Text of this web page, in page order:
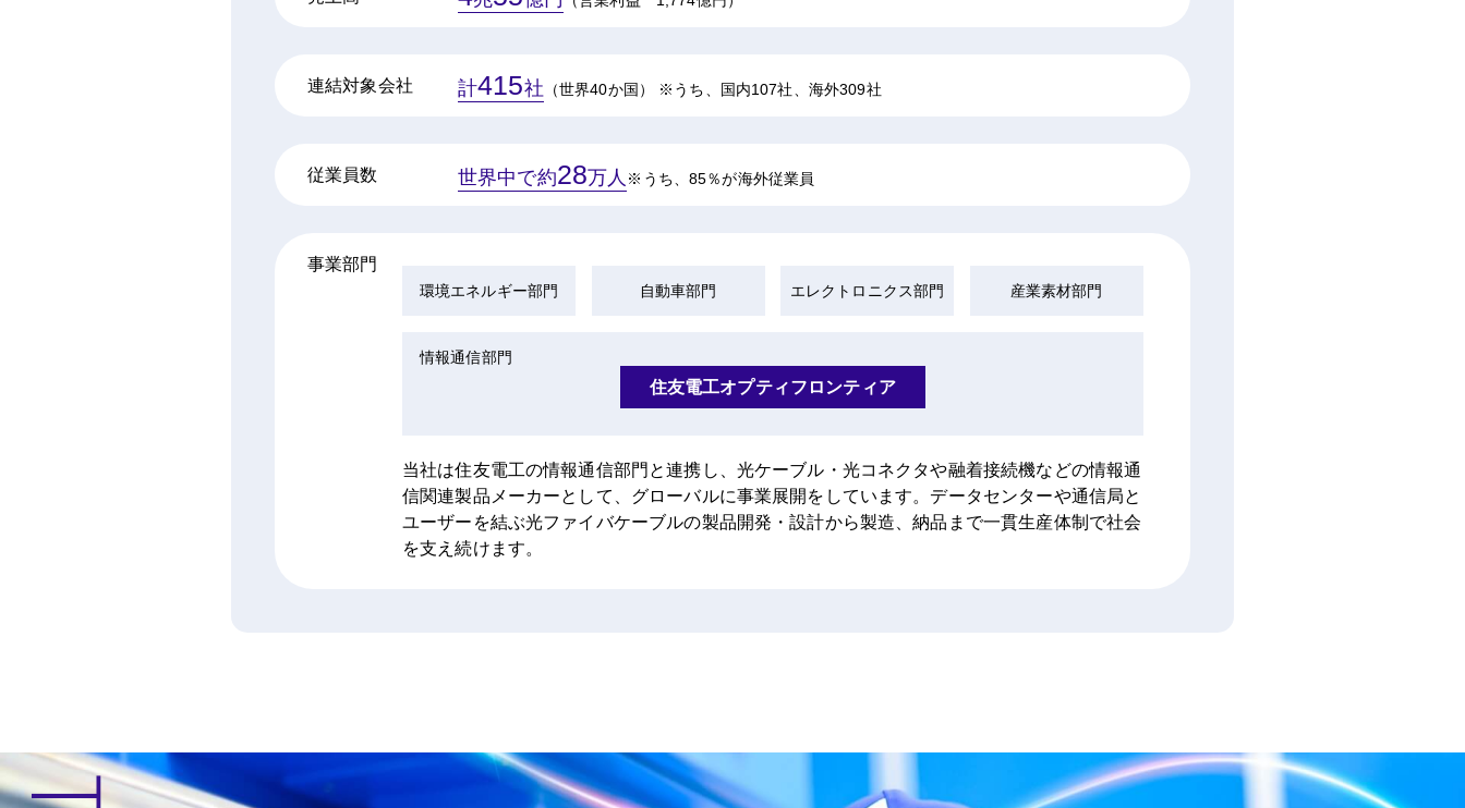
連結対象会社 計415社 （世界40か国） ※うち、国内107社、海外309社
従業員数 世界中で約28万人 ※うち、85％が海外従業員
事業部門
環境エネルギー部門 自動車部門 エレクトロニクス部門 産業素材部門
情報通信部門
住友電工オプティフロンティア
当社は住友電工の情報通信部門と連携し、光ケーブル・光コネクタや融着接続機などの情報通
信関連製品メーカーとして、グローバルに事業展開をしています。データセンターや通信局と
ユーザーを結ぶ光ファイバケーブルの製品開発・設計から製造、納品まで一貫生産体制で社会
を支え続けます。